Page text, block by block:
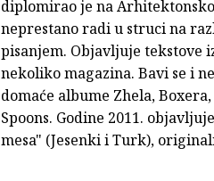
diplomirao je na
neprestano radi u struci na
pisanjem. Objavljuje
nekoliko magazina. Bavi se i
domaće albume Zhela,
Spoons. Godine 2011.
mesa" (Jesenki i Turk),